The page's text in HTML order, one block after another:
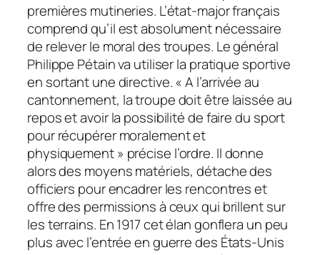
premières mutineries. L’état-major français
comprend qu’il est absolument nécessaire
de relever le moral des troupes. Le général
Philippe Pétain va utiliser la pratique sportive
en sortant une directive. «A l’arrivée au
cantonnement, la troupe doit être laissée au
repos et avoir la possibilité de faire du sport
pour récupérer moralement et
physiquement » précise l’ordre. Il donne
alors des moyens matériels, détache des
officiers pour encadrer les rencontres et
offre des permissions à ceux qui brillent sur
les terrains. En 1917 cet élan gonflera un peu
plus avec l’entrée en guerre des États-Unis